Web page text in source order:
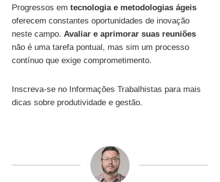
Progressos em tecnologia e metodologias ágeis
oferecem constantes oportunidades de inovação
neste campo. Avaliar e aprimorar suas reuniões
não é uma tarefa pontual, mas sim um processo
contínuo que exige comprometimento.
Inscreva-se no Informações Trabalhistas para mais
dicas sobre produtividade e gestão.